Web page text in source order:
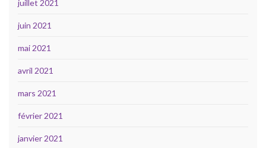
juillet 2021
juin 2021
mai 2021
avril 2021
mars 2021
février 2021
janvier 2021